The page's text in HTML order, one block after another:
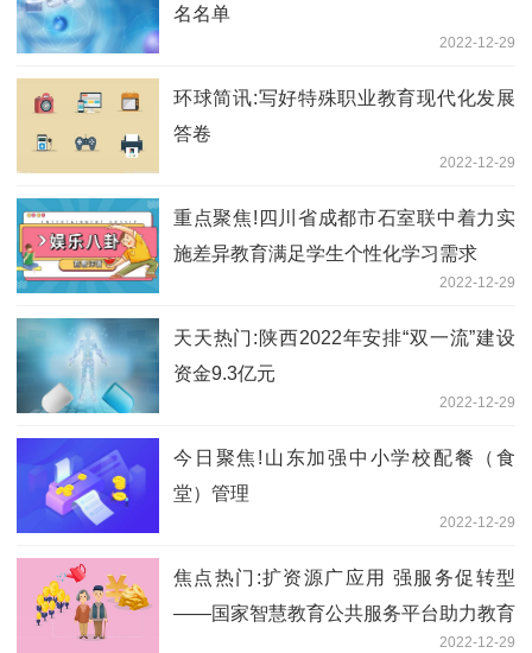
名名单
2022-12-29
环球简讯:写好特殊职业教育现代化发展
答卷
2022-12-29
重点聚焦!四川省成都市石室联中着力实
施差异教育满足学生个性化学习需求
2022-12-29
天天热门:陕西2022年安排“双一流”建设
资金9.3亿元
2022-12-29
今日聚焦!山东加强中小学校配餐（食
堂）管理
2022-12-29
焦点热门:扩资源广应用 强服务促转型
——国家智慧教育公共服务平台助力教育
2022-12-29